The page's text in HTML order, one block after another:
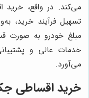
می‌کند. در واقع،
تسهیل فرآیند خرید،
مبلغ خودرو به صورت
خدمات عالی و
می‌آورد.
خرید اقساطی